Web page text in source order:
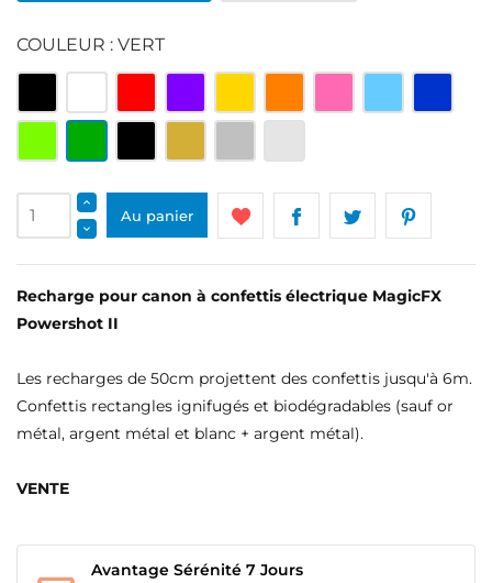
COULEUR : VERT
Multicolore Rouge Violet Jaune Orange
Bleu
Vert
Vert Noir
Au panier
Recharge pour canon à confettis électrique MagicFX
Powershot II
Les recharges de 50cm projettent des confettis jusqu'à 6m.
Confettis rectangles ignifugés et biodégradables (sauf or
métal, argent métal et blanc + argent métal).
VENTE
Avantage Sérénité 7 Jours
CRÉER UNE LISTE D'ENVIES
CONNEXION